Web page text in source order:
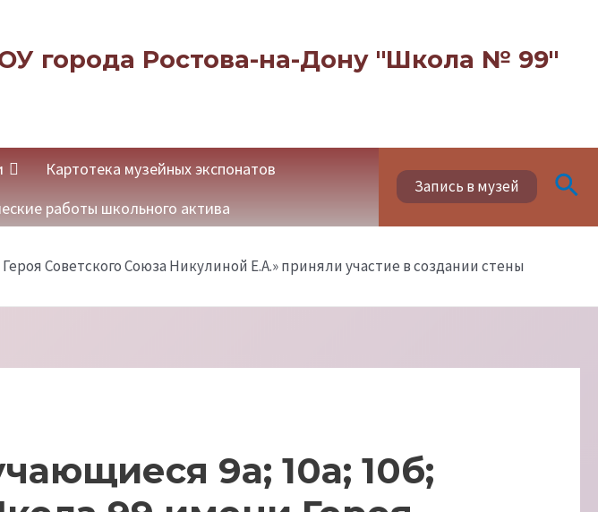
города Ростова-на-Дону "Школа № 99"
Картотека музейных экспонатов
работы школьного актива
Запись в музей
Советского Союза Никулиной Е.А.» приняли участие в создании стены
9а; 10а; 10б;